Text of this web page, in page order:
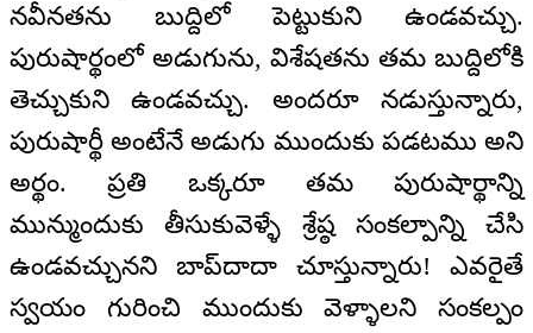
నవీనతను బుద్దిలో పెట్టుకుని ఉండవచ్చు.
పురుషార్థంలో అడుగును, విశేషతను తమ బుద్దిలోకి
తెచ్చుకుని ఉండవచ్చు. అందరూ నడుస్తున్నారు,
పురుషార్థీ అంటేనే అడుగు ముందుకు పడటము అని
అర్థం. ప్రతి ఒక్కరూ తమ పురుషార్థాన్ని
మున్ముందుకు తీసుకువెళ్ళే శ్రేష్ఠ సంకల్పాన్ని చేసి
ఉండవచ్చునని బాప్‍దాదా చూస్తున్నారు! ఎవరైతే
స్వయం గురించి ముందుకు వెళ్ళాలని సంకల్పం